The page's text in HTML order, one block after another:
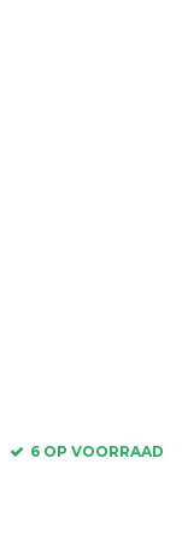
6 OP VOORRAAD